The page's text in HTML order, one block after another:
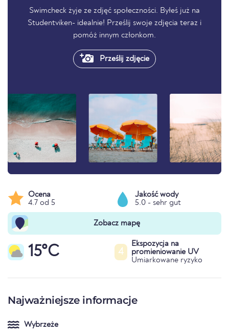
Swimcheck żyje ze zdjęć społeczności. Byłeś już na
Studentviken- idealnie! Prześlij swoje zdjęcia teraz i
pomóż innym członkom.
Prześlij zdjęcie
Ocena
4.7 od 5
Jakość wody
5.0 - sehr gut
Zobacz mapę
15°C 4
Ekspozycja na
promieniowanie UV
Umiarkowane ryzyko
Najważniejsze informacje
Wybrzeże